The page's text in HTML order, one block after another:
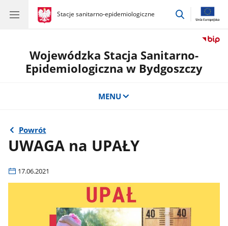
gov.pl
Stacje sanitarno-epidemiologiczne
gov.pl
Stacje
przejdź
Wojewódzka Stacja Sanitarno-
Epidemiologiczna w Bydgoszczy
MENU
Powrót
UWAGA na UPAŁY
17.06.2021